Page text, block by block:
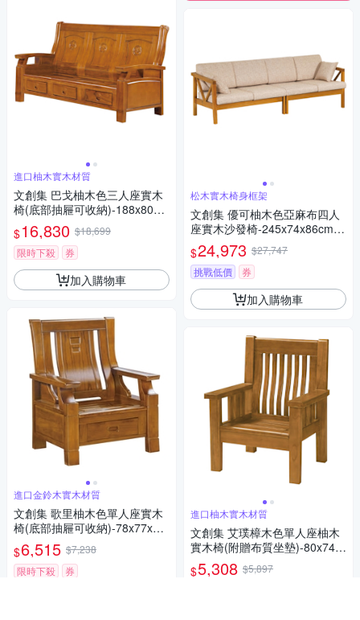
進口柚木實木材質
文創集 巴戈柚木色三人座實木
椅(底部抽屜可收納)-188x80x1
04cm免組
$16,830 $18,699
限時下殺
券
加入購物車
進口金鈴木實木材質
文創集 歌里柚木色單人座實木
椅(底部抽屜可收納)-78x77x10
2cm免組
$6,515 $7,238
限時下殺
券
松木實木椅身框架
文創集 優可柚木色亞麻布四人
座實木沙發椅-245x74x86cm免
組
$24,973 $27,747
挑戰低價
券
加入購物車
進口柚木實木材質
文創集 艾璞樟木色單人座柚木
實木椅(附贈布質坐墊)-80x74x
102cm免組
$5,308 $5,897